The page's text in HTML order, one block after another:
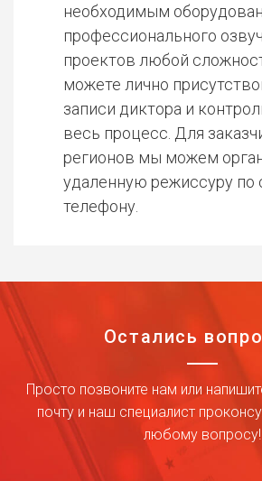
необходимым
профессионального
проектов любой
можете лично
записи диктора и
весь процесс. Для
регионов мы можем
удаленную режиссуру по
телефону.
Остались
Просто позвоните нам или
почту и наш специалист
любому вопросу!